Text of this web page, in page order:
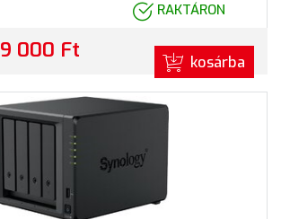
RAKTÁRON
000 Ft kosárba